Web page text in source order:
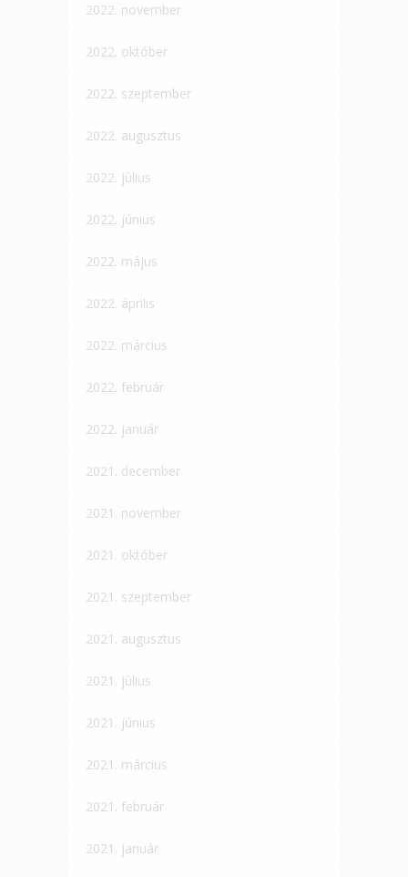
2022. november
2022. október
2022. szeptember
2022. augusztus
2022. július
2022. június
2022. május
2022. április
2022. március
2022. február
2022. január
2021. december
2021. november
2021. október
2021. szeptember
2021. augusztus
2021. július
2021. június
2021. március
2021. február
2021. január